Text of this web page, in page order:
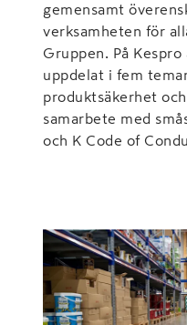
gemensamt
verksamheten för
Gruppen. På
uppdelat i fem
produktsäkerhet
samarbete med
och K Code of